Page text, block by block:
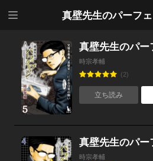
真壁先生のパーフ
時宗孝輔
(2)
立ち読み
時宗孝輔